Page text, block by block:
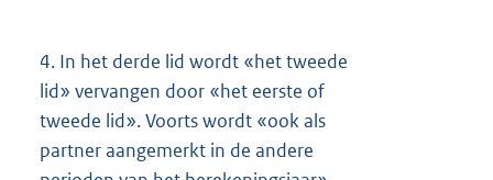
4. In het derde lid wordt «het tweede
lid» vervangen door «het eerste of
tweede lid». Voorts wordt «ook als
partner aangemerkt in de andere